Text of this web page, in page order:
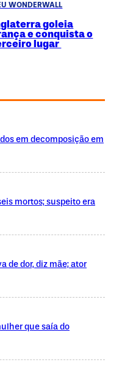
WONDERWALL
goleia
e conquista o
lugar
em decomposição em
mortos; suspeito era
de dor, diz mãe; ator
que saía do